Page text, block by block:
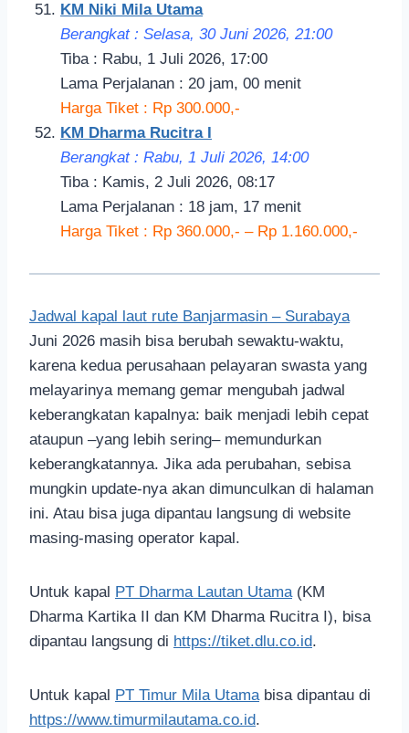
KM Niki Mila Utama
Berangkat : Selasa, 30 Juni 2026, 21:00
Tiba : Rabu, 1 Juli 2026, 17:00
Lama Perjalanan : 20 jam, 00 menit
Harga Tiket : Rp 300.000,-
KM Dharma Rucitra I
Berangkat : Rabu, 1 Juli 2026, 14:00
Tiba : Kamis, 2 Juli 2026, 08:17
Lama Perjalanan : 18 jam, 17 menit
Harga Tiket : Rp 360.000,- – Rp 1.160.000,-
Jadwal kapal laut rute Banjarmasin – Surabaya
Juni 2026 masih bisa berubah sewaktu-waktu,
karena kedua perusahaan pelayaran swasta yang
melayarinya memang gemar mengubah jadwal
keberangkatan kapalnya: baik menjadi lebih cepat
ataupun –yang lebih sering– memundurkan
keberangkatannya. Jika ada perubahan, sebisa
mungkin update-nya akan dimunculkan di halaman
ini. Atau bisa juga dipantau langsung di website
masing-masing operator kapal.
Untuk kapal PT Dharma Lautan Utama(KM
Dharma Kartika II dan KM Dharma Rucitra I), bisa
dipantau langsung di https://tiket.dlu.co.id.
Untuk kapal PT Timur Mila Utamabisa dipantau di
https://www.timurmilautama.co.id.